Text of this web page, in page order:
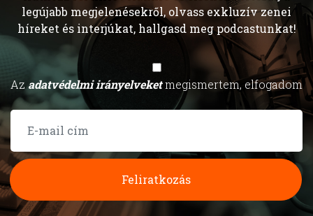
legújabb megjelenésekről, olvass exkluzív zenei
híreket és interjúkat, hallgasd meg podcastunkat!
Azadatvédelmi irányelveketmegismertem, elfogadom
Feliratkozás